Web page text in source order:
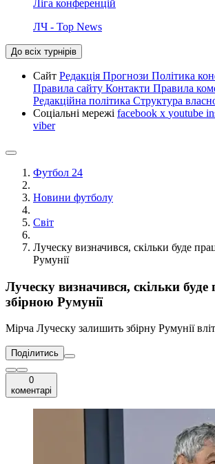
Ліга конференцій
ЛЧ - Top News
До всіх турнірів
Сайт Редакція Прогнози Політика
Правила сайту Контакти Правила
Редакційна політика Структура
Соціальні мережі facebook x youtube
viber
Футбол 24
Новини футболу
Світ
Луческу визначився, скільки буде
Румунії
Луческу визначився, скільки буде
збірною Румунії
Мірча Луческу залишить збірну Румунії
Поділитись
0
коментарі